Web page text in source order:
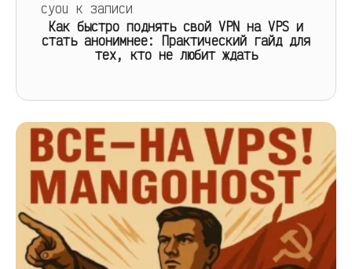
cyou к записи
Как быстро поднять свой VPN на VPS и
стать анонимнее: Практический гайд для
тех, кто не любит ждать